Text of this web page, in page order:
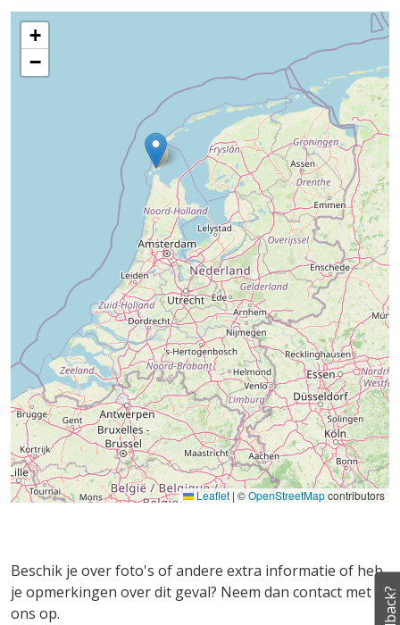
+
−
Leaflet| ©OpenStreetMapcontributors
Beschik je over foto's of andere extra informatie of heb
je opmerkingen over dit geval? Neem dan contact met
ons op.